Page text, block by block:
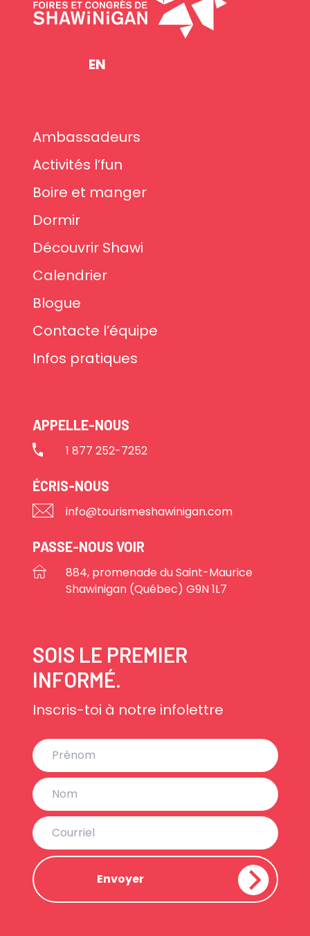
EN
Ambassadeurs
Activités l’fun
Boire et manger
Dormir
Découvrir Shawi
Calendrier
Blogue
Contacte l’équipe
Infos pratiques
APPELLE-NOUS
1 877 252-7252
ÉCRIS-NOUS
info@tourismeshawinigan.com
PASSE-NOUS VOIR
884, promenade du Saint-Maurice
Shawinigan (Québec) G9N 1L7
SOIS LE PREMIER
INFORMÉ.
Inscris-toi à notre infolettre